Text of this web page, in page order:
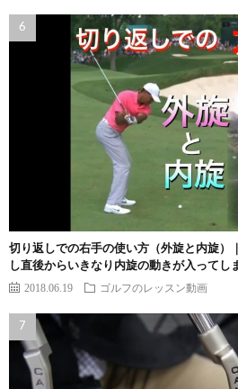
切り返しでの右手の使い方（外旋と内旋）
し直後からいきなり内旋の動きが入ってし
2018.06.19 ゴルフのレッスン動画